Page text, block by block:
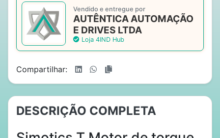
Vendido e entregue por
AUTÊNTICA AUTOMAÇÃO
E DRIVES LTDA
Loja 4IND Hub
Compartilhar:
DESCRIÇÃO COMPLETA